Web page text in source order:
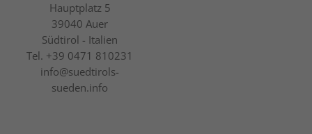
Hauptplatz 5
39040 Auer
Südtirol - Italien
Tel. +39 0471 810231
info@suedtirols-
sueden.info